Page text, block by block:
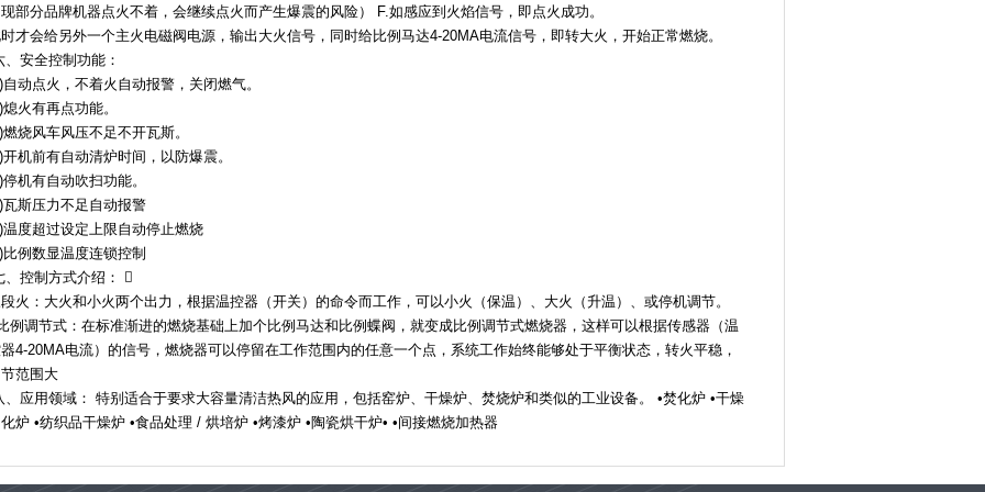
部分品牌机器点火不着，会继续点火而产生爆震的风险） F.如感应到火焰信号，即点火成功。
才会给另外一个主火电磁阀电源，输出大火信号，同时给比例马达4-20MA电流信号，即转大火，开始正常燃烧。
安全控制功能：
动点火，不着火自动报警，关闭燃气。
火有再点功能。
烧风车风压不足不开瓦斯。
机前有自动清炉时间，以防爆震。
机有自动吹扫功能。
斯压力不足自动报警
度超过设定上限自动停止燃烧
例数显温度连锁控制
控制方式介绍： 
火：大火和小火两个出力，根据温控器（开关）的命令而工作，可以小火（保温）、大火（升温）、或停机调节。
例调节式：在标准渐进的燃烧基础上加个比例马达和比例蝶阀，就变成比例调节式燃烧器，这样可以根据传感器（温
4-20MA电流）的信号，燃烧器可以停留在工作范围内的任意一个点，系统工作始终能够处于平衡状态，转火平稳，
范围大
应用领域： 特别适合于要求大容量清洁热风的应用，包括窑炉、干燥炉、焚烧炉和类似的工业设备。 •焚化炉 •干燥
炉 •纺织品干燥炉 •食品处理 / 烘培炉 •烤漆炉 •陶瓷烘干炉• •间接燃烧加热器